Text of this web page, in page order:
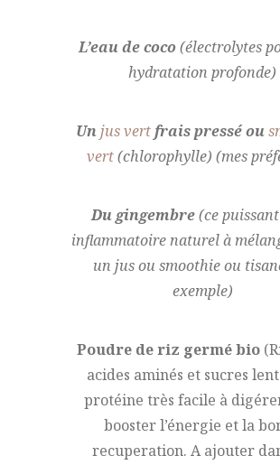
L’eau de coco(électrolytes
hydratation profonde)
Unjus vertfrais pressé ou
vert(chlorophylle) (mes
Du gingembre(ce
inflammatoire naturel à
un jus ou smoothie ou
exemple)
Poudre de riz germé bio
acides aminés et sucres
protéine très facile à
booster l’énergie et la
recuperation. A ajouter